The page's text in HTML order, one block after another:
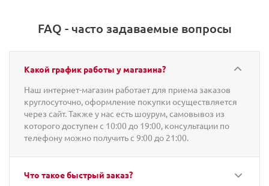
FAQ - часто задаваемые вопросы
Какой график работы у магазина?
Наш интернет-магазин работает для приема заказов
круглосуточно, оформление покупки осуществляется
через сайт. Также у нас есть шоурум, самовывоз из
которого доступен с 10:00 до 19:00, консультации по
телефону можно получить с 9:00 до 21:00.
Что такое быстрый заказ?